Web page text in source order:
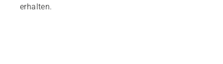
erhalten.